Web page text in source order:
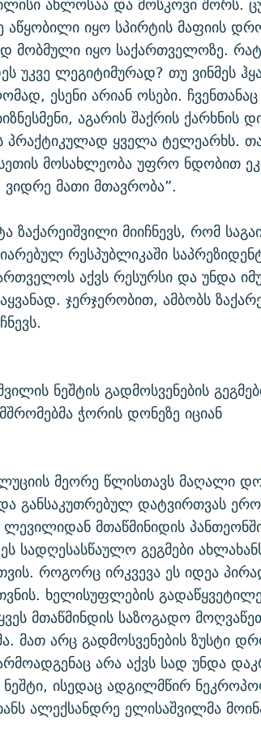
აწყობილი იყო სპირტის მაფიის
მობმული იყო საქართველოზე.
უკვე ლეგიტიმურად? თუ ვინმეს
ესენი არიან ოსები.
აგარის შაქრის ქარხნის
პრაქტიკულად ყველა ტელეარხს.
მოსახლეობა უფრო ნდობით
მათი მთავრობა”.
ზაქარეიშვილი მიიჩნევს, რომ
რესპუბლიკაში
აქვს რესურსი და უნდა
ჯერჯერობით, ამბობს
ნეშტის გადმოსვენების
ჭორის დონეზე იციან
მეორე წლისთავს მაღალი
განსაკუთრებულ დატვირთვას
მთაწმინიდის პანთეონში
სადღესასწაულო გეგმები
როგორც ირკვევა ეს იდეა
ხელისუფლების
მთაწმინდის საზოგადო
მათ არც გადმოსვენების ზუსტი
არა აქვს სად უნდა
ისედაც ადგილმწირ
ალექსანდრე ელისაშვილმა